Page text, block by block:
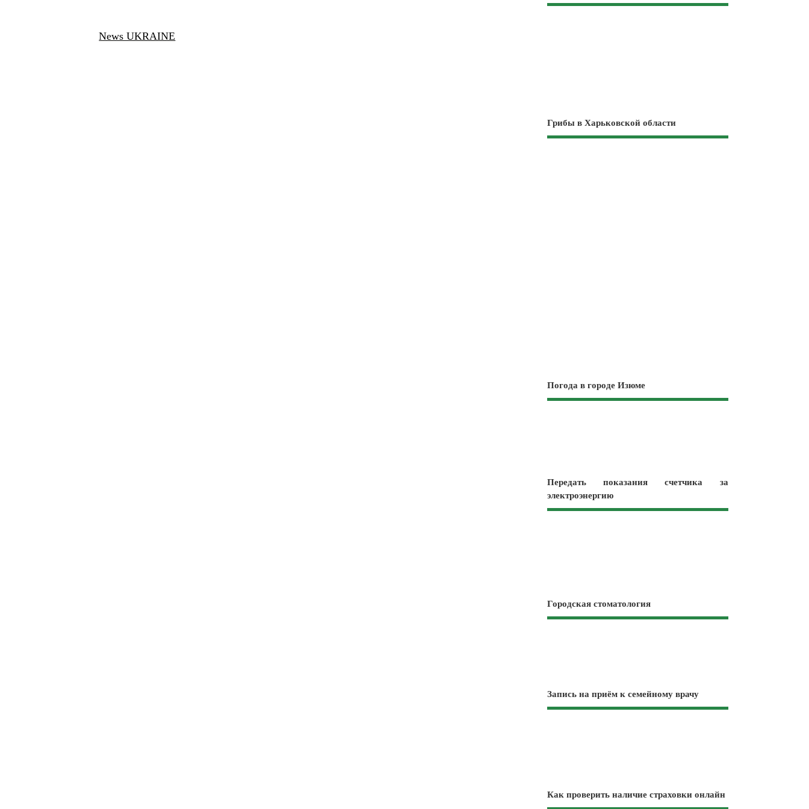
News UKRAINE
Грибы в Харьковской области
Погода в городе Изюме
Передать показания счетчика за
электроэнергию
Городская стоматология
Запись на приём к семейному врачу
Как проверить наличие страховки онлайн